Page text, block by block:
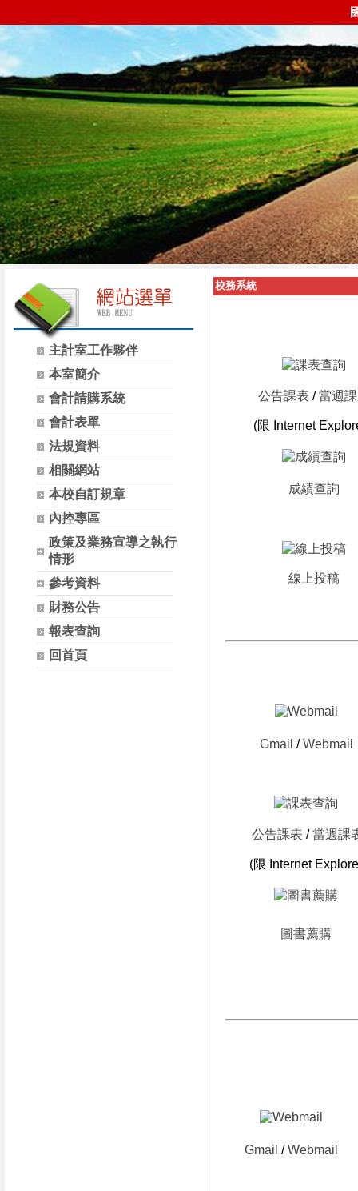
主計室工作夥伴
本室簡介
會計請購系統
會計表單
法規資料
相關網站
本校自訂規章
內控專區
政策及業務宣導之執行
情形
參考資料
財務公告
報表查詢
回首頁
校務系統
公告課表 /當週
(限 Internet
成績查詢
線上投稿
Gmail /Webmail
公告課表 /當週課
(限 Internet
圖書薦購
Gmail/Webmail